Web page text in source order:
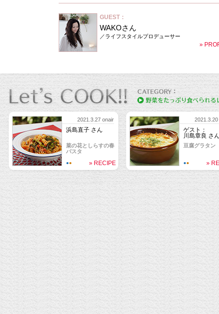
GUEST：
WAKOさん
／ライフスタイルプロデューサー
»
2021.3.27 onair
浜島直子 さん
菜の花としらすの春
パスタ
●● » RECIPE
ゲスト：
川島章良 さ
豆腐グラタン
●● »